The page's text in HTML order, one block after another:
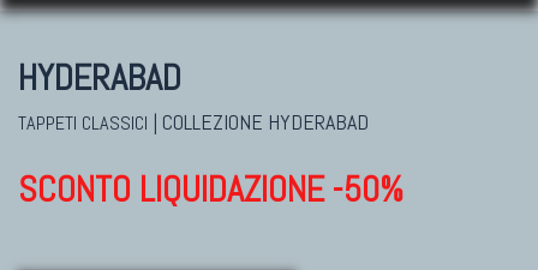
HYDERABAD
TAPPETI CLASSICI | COLLEZIONE HYDERABAD
SCONTO LIQUIDAZIONE -50%